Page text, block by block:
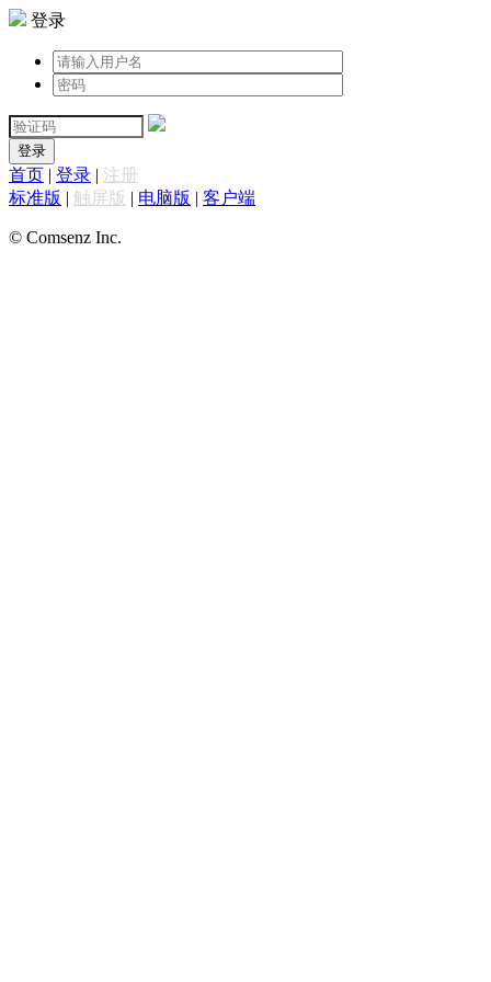
登录
登录
首页 | 登录 | 注册
标准版 | 触屏版 | 电脑版 | 客户端
© Comsenz Inc.